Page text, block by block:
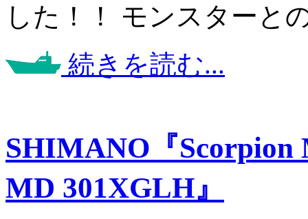
した！！ モンスターと
続きを読む...
SHIMANO『Scorpion
MD 301XGLH』